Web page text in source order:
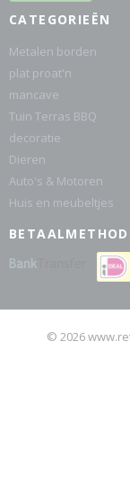
CATEGORIEËN
Metalen borden
plat proat'n
mancave
Tuin Terras BBQ
decoratie
Dieren
Auto's & Motoren
Huis en meubeltjes
© 2026